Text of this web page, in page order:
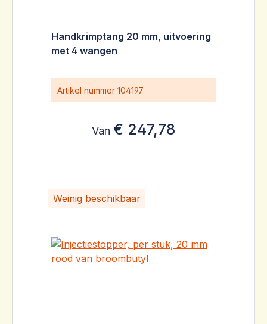
Weinig beschikbaar
Handkrimptang 20 mm, uitvoering
met 4 wangen
Artikel nummer 104197
Van € 247,78